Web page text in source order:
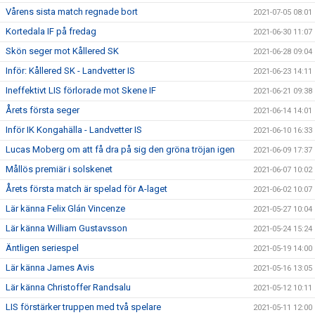
Vårens sista match regnade bort 2021-07-05 08:01
Kortedala IF på fredag 2021-06-30 11:07
Skön seger mot Kållered SK 2021-06-28 09:04
Inför: Kållered SK - Landvetter IS 2021-06-23 14:11
Ineffektivt LIS förlorade mot Skene IF 2021-06-21 09:38
Årets första seger 2021-06-14 14:01
Inför IK Kongahälla - Landvetter IS 2021-06-10 16:33
Lucas Moberg om att få dra på sig den gröna tröjan igen 2021-06-09 17:37
Mållös premiär i solskenet 2021-06-07 10:02
Årets första match är spelad för A-laget 2021-06-02 10:07
Lär känna Felix Glán Vincenze 2021-05-27 10:04
Lär känna William Gustavsson 2021-05-24 15:24
Äntligen seriespel 2021-05-19 14:00
Lär känna James Avis 2021-05-16 13:05
Lär känna Christoffer Randsalu 2021-05-12 10:11
LIS förstärker truppen med två spelare 2021-05-11 12:00